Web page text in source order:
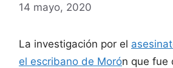
14 mayo, 2020
La investigación por el
el escribano de Morón que fue